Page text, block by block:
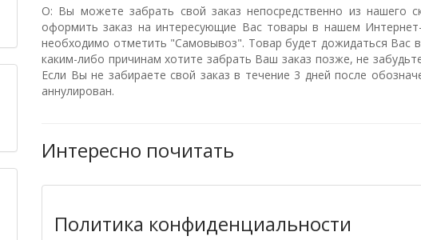
О: Вы можете забрать свой заказ непосредственно из нашего
оформить заказ на интересующие Вас товары в нашем
необходимо отметить "Самовывоз". Товар будет дожидаться Вас
каким-либо причинам хотите забрать Ваш заказ позже, не
Если Вы не забираете свой заказ в течение 3 дней после
аннулирован.
Интересно почитать
Политика конфиденциальности